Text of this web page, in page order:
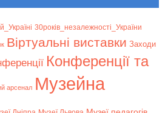
30років_незалежності_України
Віртуальні виставки Заходи
Конференції та
арсенал Музейна